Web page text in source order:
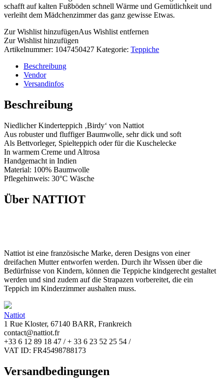
schafft auf kalten Fußböden schnell Wärme und Gemütlichkeit und
verleiht dem Mädchenzimmer das ganz gewisse Etwas.
Zur Wishlist hinzufügenAus Wishlist entfernen
Zur Wishlist hinzufügen
Artikelnummer: 1047450427 Kategorie: Teppiche
Beschreibung
Vendor
Versandinfos
Beschreibung
Niedlicher Kinderteppich ‚Birdy‘ von Nattiot
Aus robuster und fluffiger Baumwolle, sehr dick und soft
Als Bettvorleger, Spielteppich oder für die Kuschelecke
In warmem Creme und Altrosa
Handgemacht in Indien
Material: 100% Baumwolle
Pflegehinweis: 30°C Wäsche
Über NATTIOT
Nattiot ist eine französische Marke, deren Designs von einer
dreifachen Mutter entworfen werden. Durch ihr Wissen über die
Bedürfnisse von Kindern, können die Teppiche kindgerecht gestaltet
werden und sind zudem auf die Strapazen vorbereitet, die ein
Teppich im Kinderzimmer aushalten muss.
Nattiot
1 Rue Kloster, 67140 BARR, Frankreich
contact@nattiot.fr
+33 6 12 89 18 47 / + 33 6 23 52 25 54 /
VAT ID: FR45498788173
Versandbedingungen